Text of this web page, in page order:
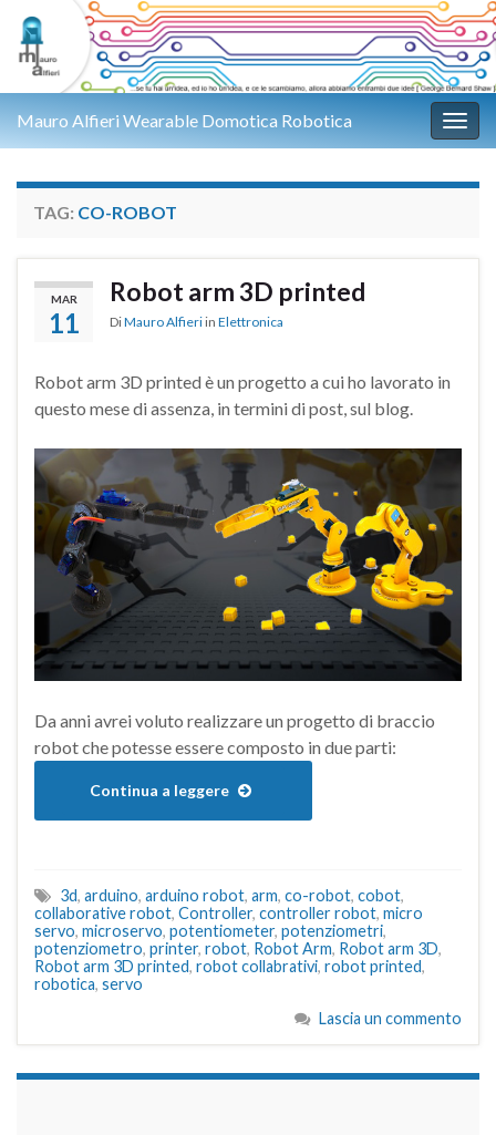
Mauro Alfieri Wearable Domotica Robotica
TAG: CO-ROBOT
MAR
11
Robot arm 3D printed
DiMauro Alfieri in Elettronica
Robot arm 3D printed è un progetto a cui ho lavorato in
questo mese di assenza, in termini di post, sul blog.
Da anni avrei voluto realizzare un progetto di braccio
robot che potesse essere composto in due parti:
Continua a leggere
3d, arduino, arduino robot, arm, co-robot, cobot,
collaborative robot, Controller, controller robot, micro
servo, microservo, potentiometer, potenziometri,
potenziometro, printer, robot, Robot Arm, Robot arm 3D,
Robot arm 3D printed, robot collabrativi, robot printed,
robotica, servo
Lascia un commento